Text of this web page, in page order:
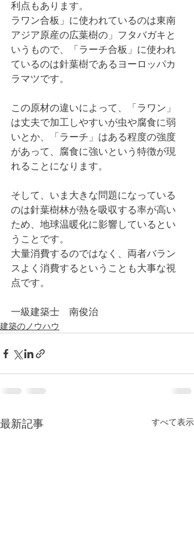
利点もあります。
ラワン合板」に使われているのは東南
アジア原産の広葉樹の」フタバガキと
いうもので、「ラーチ合板」に使われ
ているのは針葉樹であるヨーロッパカ
ラマツです。
この原材の違いによって、「ラワン」
は丈夫で加工しやすいが虫や腐食に弱
いとか、「ラーチ」はある程度の強度
があって、腐食に強いという特徴が現
れることになります。
そして、いま大きな問題になっている
のは針葉樹林が熱を吸収する率が高い
ため、地球温暖化に影響しているとい
うことです。
大量消費するのではなく、両者バラン
スよく消費するということも大事な視
点です。
一級建築士　南俊治
建築のノウハウ
最新記事 すべて表示